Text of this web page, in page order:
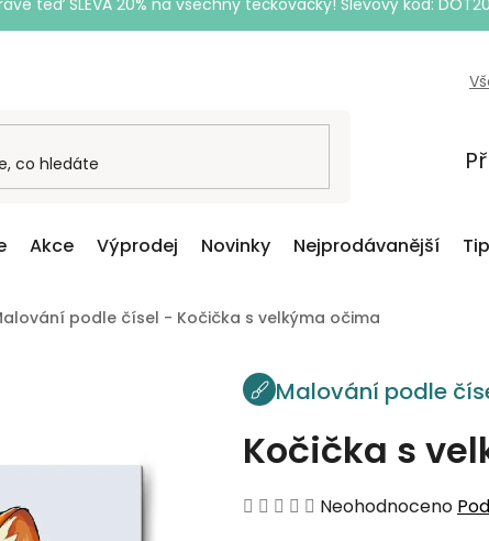
teď SLEVA 20% na všechny tečkovačky! Slevový kód:
Akce Výprodej Novinky Nejprodávanější
podle čísel - Kočička s velkýma očima
Malování podle
Kočička s
Průměrné
Neohodnoceno